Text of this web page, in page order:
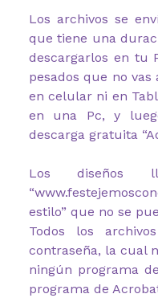
Los archivos se
que tiene una
descargarlos en tu
pesados que no
en celular ni en
en una Pc, y
descarga gratuita
Los diseños
estilo” que no se
Todos los
contraseña, la cual
ningún programa
programa de